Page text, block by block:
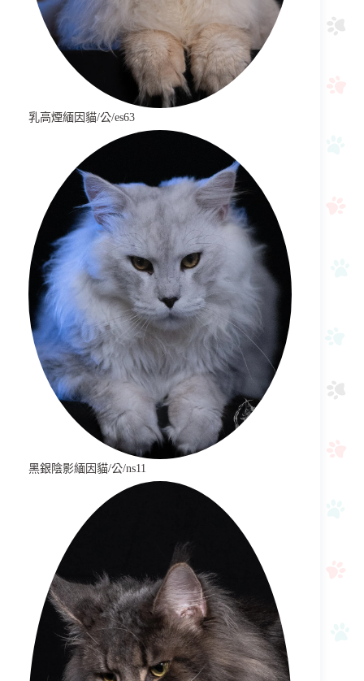
乳高煙緬因貓/公/es63
黑銀陰影緬因貓/公/ns11